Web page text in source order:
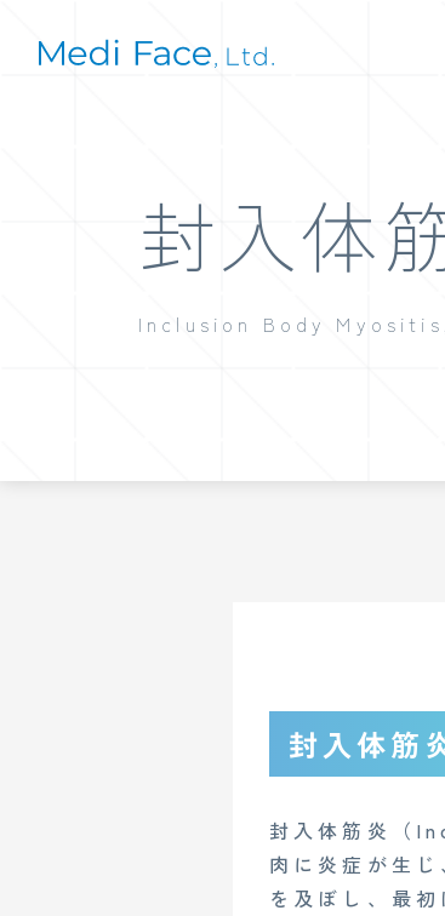
封入体
Inclusion Body
封入体筋
封入体筋炎（
肉に炎症が生
を及ぼし、最